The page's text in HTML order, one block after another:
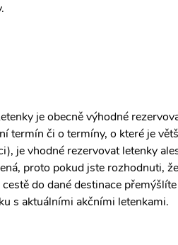
je obecně výhodné
termín či o termíny, o které je
je vhodné rezervovat letenky
proto pokud jste rozhodnuti,
do dané destinace
s aktuálními akčními letenkami.